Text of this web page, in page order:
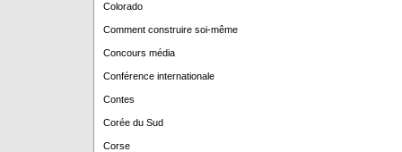
Colorado
Comment construire soi-même
Concours média
Conférence internationale
Contes
Corée du Sud
Corse